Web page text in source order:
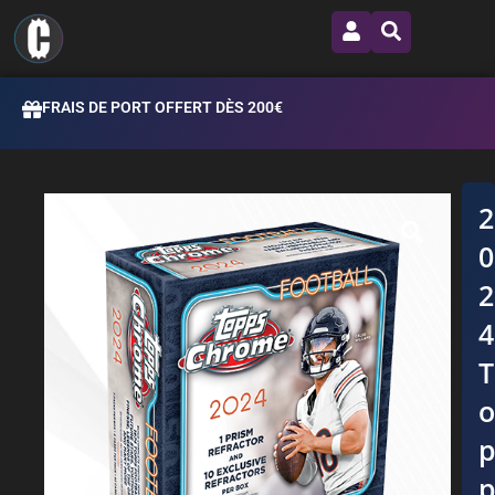
FRAIS DE PORT OFFERT DÈS 200€
2
0
2
4
T